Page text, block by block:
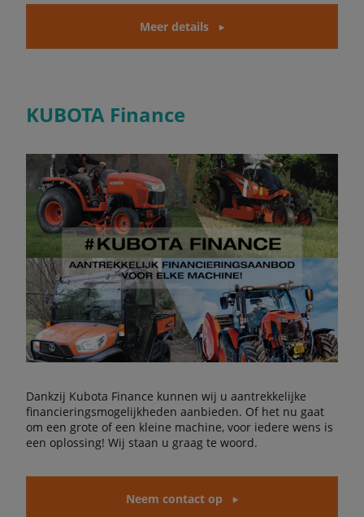
Meer details
KUBOTA Finance
Dankzij Kubota Finance kunnen wij u aantrekkelijke
financieringsmogelijkheden aanbieden. Of het nu gaat
om een grote of een kleine machine, voor iedere wens is
een oplossing! Wij staan u graag te woord.
Neem contact op